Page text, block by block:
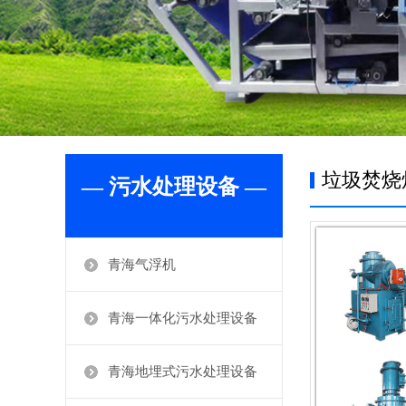
— 污水处理设备 —
青海气浮机
青海一体化污水处理设备
青海地埋式污水处理设备
垃圾焚烧